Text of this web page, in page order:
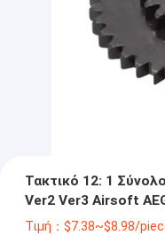
Τακτικό 12: 1
Ver2 Ver3 Airsoft
αξεσουάρ
Τιμή：$7.38~$8.98/